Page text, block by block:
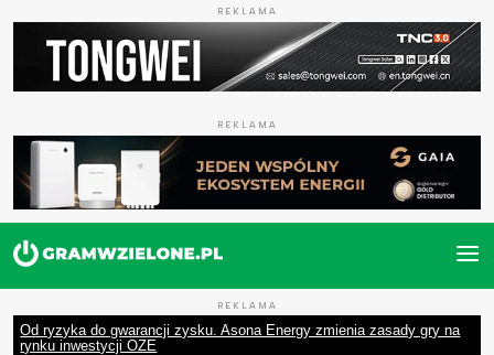
REKLAMA
REKLAMA
REKLAMA
Od ryzyka do gwarancji zysku. Asona Energy zmienia zasady gry na
rynku inwestycji OZE